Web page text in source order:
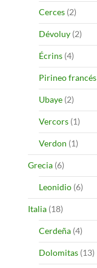
Cerces (2)
Dévoluy (2)
Écrins (4)
Pirineo francés
Ubaye (2)
Vercors (1)
Verdon (1)
Grecia (6)
Leonidio (6)
Italia (18)
Cerdeña (4)
Dolomitas (13)